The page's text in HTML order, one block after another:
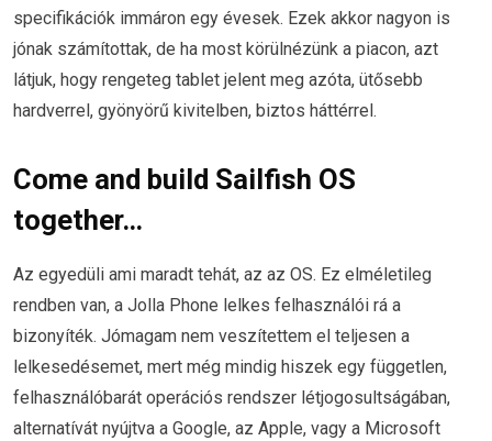
specifikációk immáron egy évesek. Ezek akkor nagyon is
jónak számítottak, de ha most körülnézünk a piacon, azt
látjuk, hogy rengeteg tablet jelent meg azóta, ütősebb
hardverrel, gyönyörű kivitelben, biztos háttérrel.
Come and build Sailfish OS
together…
Az egyedüli ami maradt tehát, az az OS. Ez elméletileg
rendben van, a Jolla Phone lelkes felhasználói rá a
bizonyíték. Jómagam nem veszítettem el teljesen a
lelkesedésemet, mert még mindig hiszek egy független,
felhasználóbarát operációs rendszer létjogosultságában,
alternatívát nyújtva a Google, az Apple, vagy a Microsoft